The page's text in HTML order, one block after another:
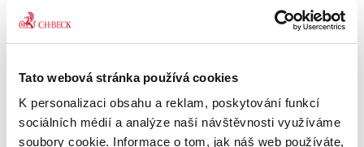
Tato webová stránka používá cookies
K personalizaci obsahu a reklam, poskytování funkcí
sociálních médií a analýze naší návštěvnosti využíváme
soubory cookie. Informace o tom, jak náš web používáte,
Jakub Tomšej
Skončení pracovního poměru může snadno
vést k soudnímu sporu. Předkládaná publikace
nabízí praktický výklad všech aspektů, které s
takovým sporem souvisí. Popisuje postupy při